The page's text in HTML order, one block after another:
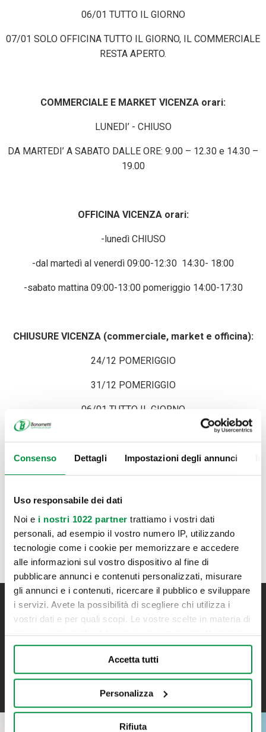
Consenso Dettagli Impostazioni degli annunci
Uso responsabile dei dati
Noi e i nostri 1022 partner trattiamo i vostri dati
personali, ad esempio il vostro numero IP, utilizzando
tecnologie come i cookie per memorizzare e accedere
alle informazioni sul vostro dispositivo al fine di
pubblicare annunci e contenuti personalizzati, misurare
gli annunci e i contenuti, ricercare il pubblico e sviluppare
i servizi. Avete la possibilità di scegliere chi utilizza i
vostri dati e per quali scopi. Le vostre scelte in materia di
privacy sono applicabili solo su questa proprietà digitale
in cui avete effettuato le vostre scelte. È possibile
modificare o revocare il proprio consenso in qualsiasi
momento dalla Dichiarazione sui cookie o facendo clic
sull'icona di attivazione della privacy.
Accetta tutti
Personalizza
Rifiuta
06/01 TUTTO IL GIORNO
07/01 SOLO OFFICINA TUTTO IL GIORNO, IL COMMERCIALE
RESTA APERTO.
COMMERCIALE E MARKET VICENZA orari:
LUNEDI’ - CHIUSO
DA MARTEDI’ A SABATO DALLE ORE: 9.00 – 12.30 e 14.30 –
19.00
OFFICINA VICENZA orari:
-lunedì CHIUSO
-dal martedì al venerdì 09:00-12:30 14:30- 18:00
-sabato mattina 09:00-13:00 pomeriggio 14:00-17:30
CHIUSURE VICENZA (commerciale, market e officina):
24/12 POMERIGGIO
31/12 POMERIGGIO
06/01 TUTTO IL GIORNO
07/01 SOLO OFFICINA TUTTO IL GIORNO, IL COMMERCIALE
Dal 24/12 al 02/01 compreso l’OFFICINA resterà CHIUSA.
Martedì 20/12 e mercoledì 21/12 il market resterà
Iscriviti alla newsletter
Resta aggiornato su tutte le novità Bonometti
ISCRIVITI